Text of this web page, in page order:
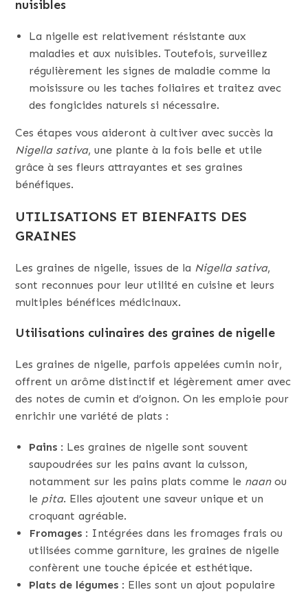
nuisibles
La nigelle est relativement résistante aux
maladies et aux nuisibles. Toutefois, surveillez
régulièrement les signes de maladie comme la
moisissure ou les taches foliaires et traitez avec
des fongicides naturels si nécessaire.
Ces étapes vous aideront à cultiver avec succès la
Nigella sativa, une plante à la fois belle et utile
grâce à ses fleurs attrayantes et ses graines
bénéfiques.
UTILISATIONS ET BIENFAITS DES
GRAINES
Les graines de nigelle, issues de la Nigella sativa,
sont reconnues pour leur utilité en cuisine et leurs
multiples bénéfices médicinaux.
Utilisations culinaires des graines de nigelle
Les graines de nigelle, parfois appelées cumin noir,
offrent un arôme distinctif et légèrement amer avec
des notes de cumin et d’oignon. On les emploie pour
enrichir une variété de plats :
Pains : Les graines de nigelle sont souvent
saupoudrées sur les pains avant la cuisson,
notamment sur les pains plats comme le naanou
le pita. Elles ajoutent une saveur unique et un
croquant agréable.
Fromages : Intégrées dans les fromages frais ou
utilisées comme garniture, les graines de nigelle
confèrent une touche épicée et esthétique.
Plats de légumes : Elles sont un ajout populaire